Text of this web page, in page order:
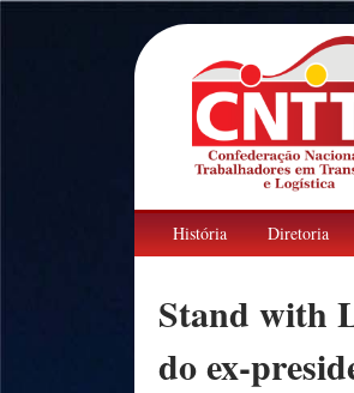
História Diretoria
Stand with
do ex-